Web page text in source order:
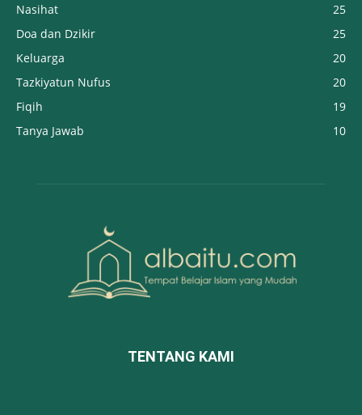
Nasihat
25
Doa dan Dzikir
25
Keluarga
20
Tazkiyatun Nufus
20
Fiqih
19
Tanya Jawab
10
TENTANG KAMI